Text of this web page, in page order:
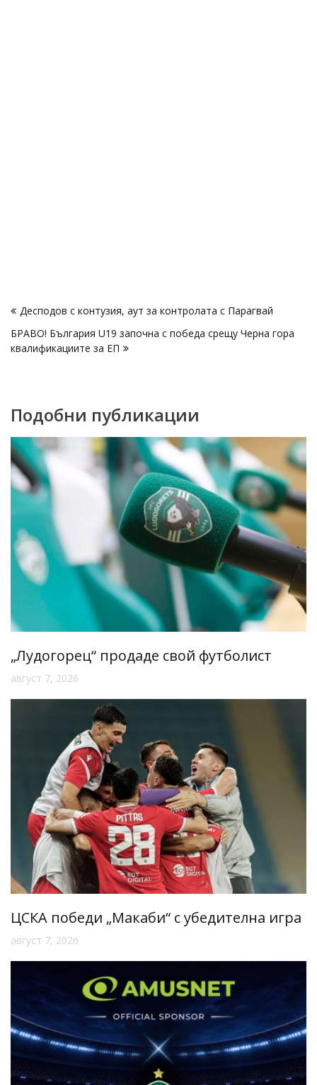
Десподов с контузия, аут за контролата с Парагвай
БРАВО! България U19 започна с победа срещу Черна гора
квалификациите за ЕП
Подобни публикации
„Лудогорец“ продаде свой футболист
август 7, 2026
ЦСКА победи „Макаби“ с убедителна игра
август 7, 2026